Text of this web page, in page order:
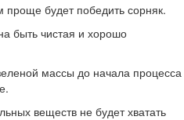
проще будет победить сорняк.
быть чистая и хорошо
массы до начала процесса
веществ не будет хватать